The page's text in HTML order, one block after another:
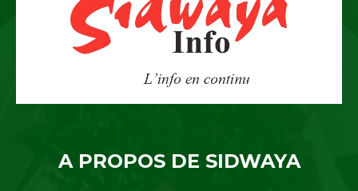
A PROPOS DE SIDWAYA